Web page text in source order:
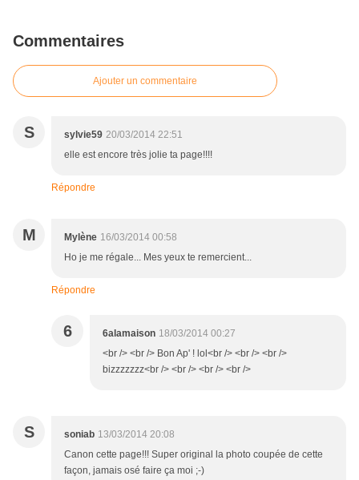
Commentaires
Ajouter un commentaire
S sylvie59 20/03/2014 22:51
elle est encore très jolie ta page!!!!
Répondre
M Mylène 16/03/2014 00:58
Ho je me régale... Mes yeux te remercient...
Répondre
6 6alamaison 18/03/2014 00:27
<br /> <br /> Bon Ap' ! lol<br /> <br /> <br />
bizzzzzzz<br /> <br /> <br /> <br />
S soniab 13/03/2014 20:08
Canon cette page!!! Super original la photo coupée de cette
façon, jamais osé faire ça moi ;-)